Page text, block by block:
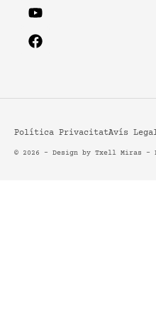
Política PrivacitatAvís
© 2026 - Design by Txell Miras -